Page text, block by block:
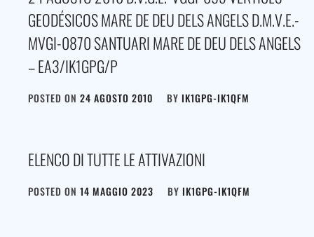
GEODÉSICOS MARE DE DEU DELS ANGELS D.M.V.E.-
MVGI-0870 SANTUARI MARE DE DEU DELS ANGELS
– EA3/IK1GPG/P
POSTED ON 24 AGOSTO 2010 BY IK1GPG-IK1QFM
ELENCO DI TUTTE LE ATTIVAZIONI
POSTED ON 14 MAGGIO 2023 BY IK1GPG-IK1QFM